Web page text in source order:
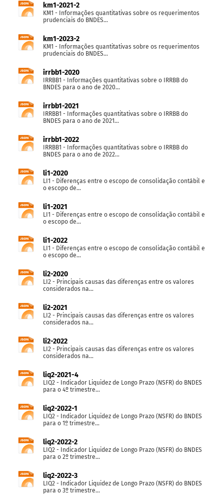
km1-2021-2
KM1 - Informações quantitativas sobre os requerimentos
prudenciais do BNDES...
km1-2023-2
KM1 - Informações quantitativas sobre os requerimentos
prudenciais do BNDES...
irrbb1-2020
IRRBB1 - Informações quantitativas sobre o IRRBB do
BNDES para o ano de 2020...
irrbb1-2021
IRRBB1 - Informações quantitativas sobre o IRRBB do
BNDES para o ano de 2021...
irrbb1-2022
IRRBB1 - Informações quantitativas sobre o IRRBB do
BNDES para o ano de 2022...
li1-2020
LI1 - Diferenças entre o escopo de consolidação contábil e
o escopo de...
li1-2021
LI1 - Diferenças entre o escopo de consolidação contábil e
o escopo de...
li1-2022
LI1 - Diferenças entre o escopo de consolidação contábil e
o escopo de...
li2-2020
LI2 - Principais causas das diferenças entre os valores
considerados na...
li2-2021
LI2 - Principais causas das diferenças entre os valores
considerados na...
li2-2022
LI2 - Principais causas das diferenças entre os valores
considerados na...
liq2-2021-4
LIQ2 - Indicador Liquidez de Longo Prazo (NSFR) do BNDES
para o 4º trimestre...
liq2-2022-1
LIQ2 - Indicador Liquidez de Longo Prazo (NSFR) do BNDES
para o 1º trimestre...
liq2-2022-2
LIQ2 - Indicador Liquidez de Longo Prazo (NSFR) do BNDES
para o 2º trimestre...
liq2-2022-3
LIQ2 - Indicador Liquidez de Longo Prazo (NSFR) do BNDES
para o 3º trimestre...